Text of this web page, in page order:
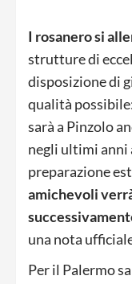
I rosanero si
strutture di
disposizione di
qualità
sarà a Pinzolo
negli ultimi anni
preparazione
amichevoli
una nota
Per il Palermo